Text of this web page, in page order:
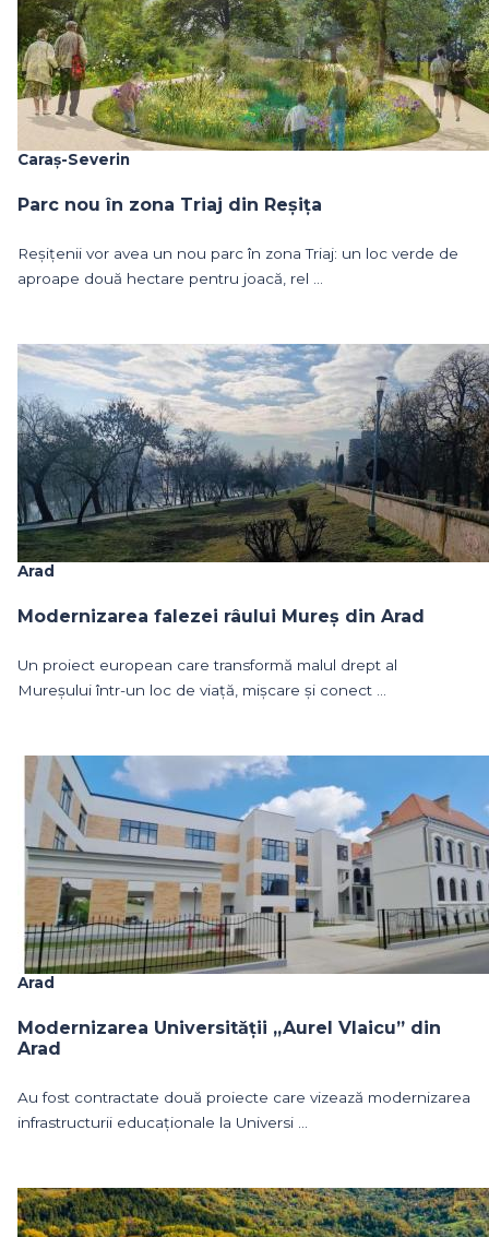
Caraș-Severin
Parc nou în zona Triaj din Reșița
Reșițenii vor avea un nou parc în zona Triaj: un loc verde de
aproape două hectare pentru joacă, rel ...
Arad
Modernizarea falezei râului Mureș din Arad
Un proiect european care transformă malul drept al
Mureșului într-un loc de viață, mișcare și conect ...
Arad
Modernizarea Universității „Aurel Vlaicu” din
Arad
Au fost contractate două proiecte care vizează modernizarea
infrastructurii educaționale la Universi ...